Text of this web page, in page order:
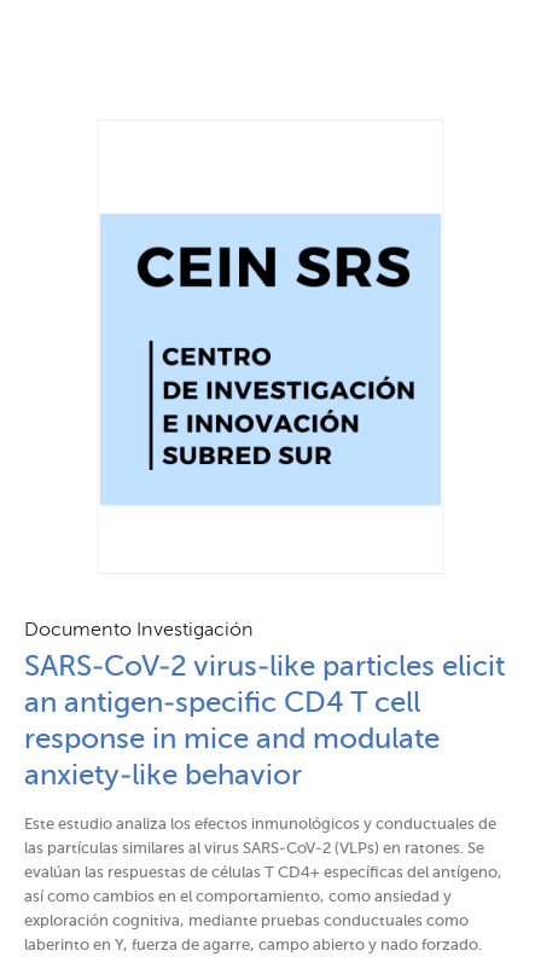
Documento Investigación
SARS-CoV-2 virus-like particles elicit
an antigen-specific CD4 T cell
response in mice and modulate
anxiety-like behavior
Este estudio analiza los efectos inmunológicos y conductuales de
las partículas similares al virus SARS-CoV-2 (VLPs) en ratones. Se
evalúan las respuestas de células T CD4+ específicas del antígeno,
así como cambios en el comportamiento, como ansiedad y
exploración cognitiva, mediante pruebas conductuales como
laberinto en Y, fuerza de agarre, campo abierto y nado forzado.